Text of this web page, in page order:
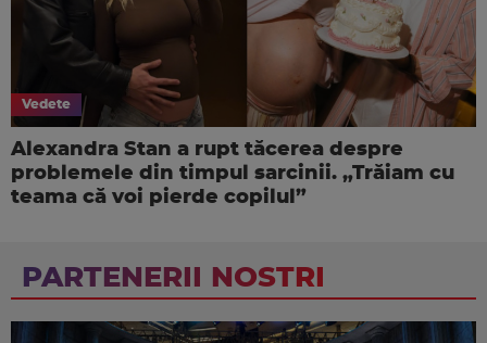
Vedete
Alexandra Stan a rupt tăcerea despre
problemele din timpul sarcinii. „Trăiam cu
teama că voi pierde copilul”
PARTENERII NOSTRI